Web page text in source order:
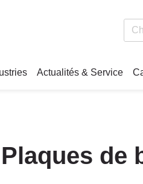
Actualités & Service